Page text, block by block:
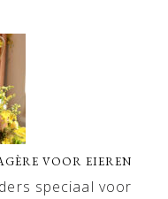
VOOR EIEREN
speciaal voor